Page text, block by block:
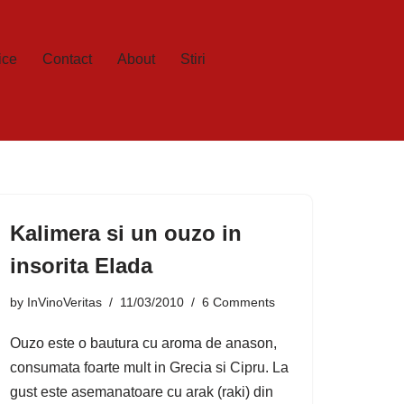
Contact About Stiri
Kalimera si un ouzo in
insorita Elada
by InVinoVeritas 11/03/2010 6 Comments
Ouzo este o bautura cu aroma de anason,
consumata foarte mult in Grecia si Cipru. La
gust este asemanatoare cu arak (raki) din